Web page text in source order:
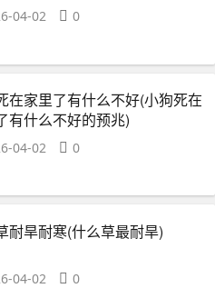
04-02 0
在家里了有什么不好(小狗死在
有什么不好的预兆)
04-02 0
耐旱耐寒(什么草最耐旱)
04-02 0